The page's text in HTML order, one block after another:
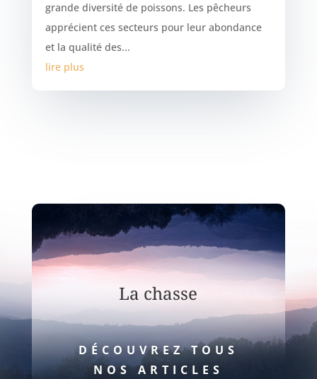
grande diversité de poissons. Les pêcheurs
apprécient ces secteurs pour leur abondance
et la qualité des...
lire plus
La chasse
DÉCOUVREZ TOUS
NOS ARTICLES